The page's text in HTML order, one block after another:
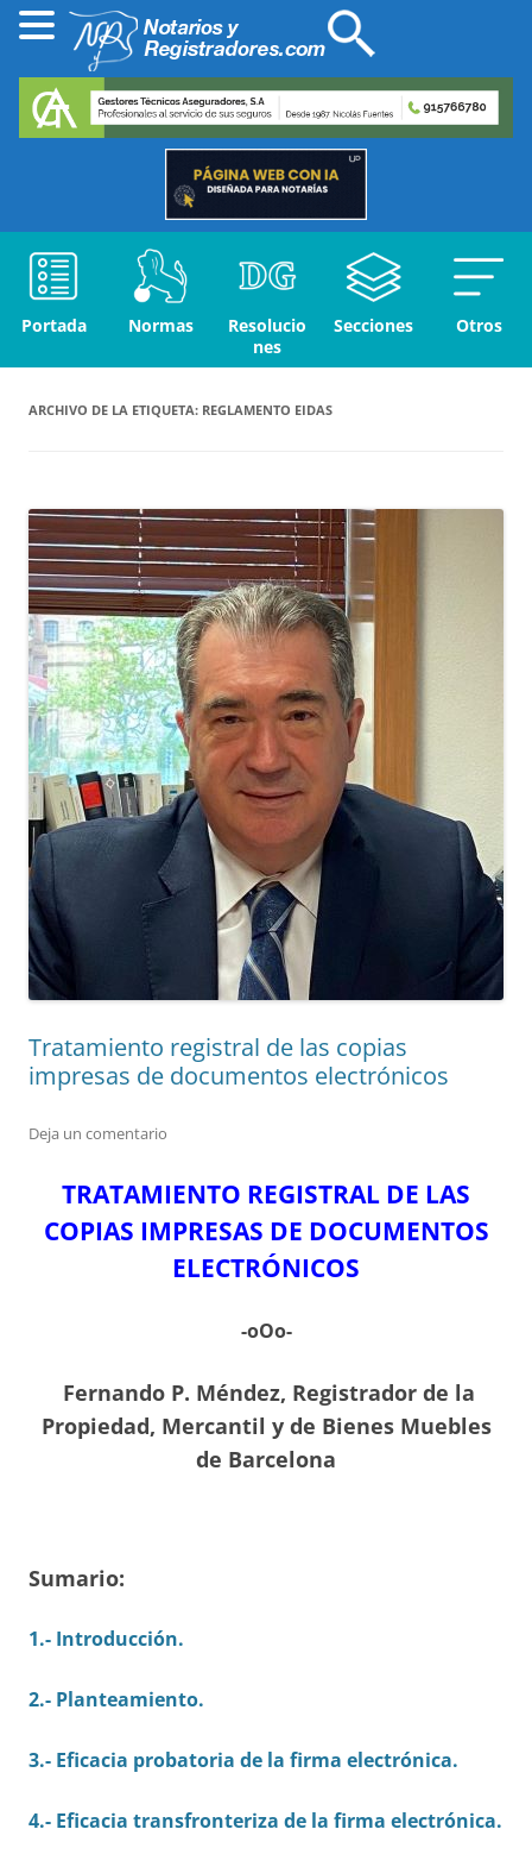
Portada Normas
Resolucio
nes
Secciones Otros
ARCHIVO DE LA ETIQUETA: REGLAMENTO EIDAS
Tratamiento registral de las copias
impresas de documentos electrónicos
Deja un comentario
TRATAMIENTO REGISTRAL DE LAS
COPIAS IMPRESAS DE DOCUMENTOS
ELECTRÓNICOS
-oOo-
Fernando P. Méndez, Registrador de la
Propiedad, Mercantil y de Bienes Muebles
de Barcelona
Sumario:
1.- Introducción.
2.- Planteamiento.
3.- Eficacia probatoria de la firma electrónica.
4.- Eficacia transfronteriza de la firma electrónica.